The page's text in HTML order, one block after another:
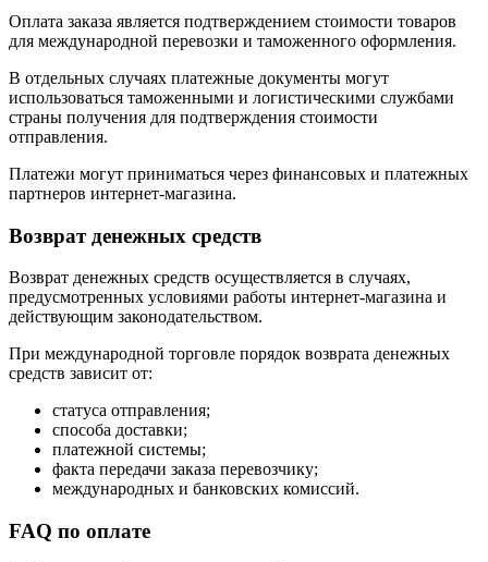
Оплата заказа является подтверждением стоимости товаров
для международной перевозки и таможенного оформления.
В отдельных случаях платежные документы могут
использоваться таможенными и логистическими службами
страны получения для подтверждения стоимости
отправления.
Платежи могут приниматься через финансовых и платежных
партнеров интернет-магазина.
Возврат денежных средств
Возврат денежных средств осуществляется в случаях,
предусмотренных условиями работы интернет-магазина и
действующим законодательством.
При международной торговле порядок возврата денежных
средств зависит от:
статуса отправления;
способа доставки;
платежной системы;
факта передачи заказа перевозчику;
международных и банковских комиссий.
FAQ по оплате